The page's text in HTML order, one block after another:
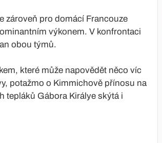
zároveň pro domácí Francouze
výkonem. V konfrontaci
obou týmů.
které může napovědět něco víc
potažmo o Kimmichově přínosu na
tepláků Gábora Királye skýtá i